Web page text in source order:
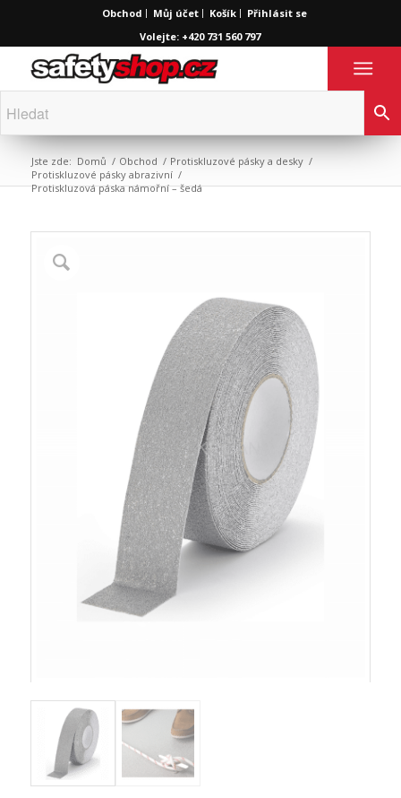
Obchod Můj účet Košík
Přihlásit se
Volejte: +420 731 560 797
Jste zde: Domů / Obchod / Protiskluzové pásky a desky /
Protiskluzové pásky abrazivní /
Protiskluzová páska námořní – šedá